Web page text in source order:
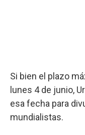
Si bien el plazo
lunes 4 de junio,
esa fecha para
mundialistas.